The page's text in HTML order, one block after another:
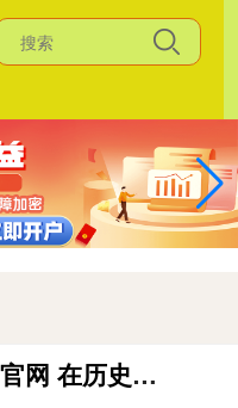
配资app官网 在历史上，屈原与芈月都是楚国的王族，为何他们不同姓呢？